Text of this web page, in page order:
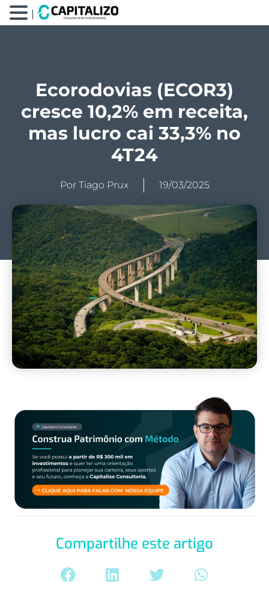
Ecorodovias (ECOR3)
cresce 10,2% em receita,
mas lucro cai 33,3% no
4T24
Por Tiago Prux 19/03/2025
Compartilhe este artigo